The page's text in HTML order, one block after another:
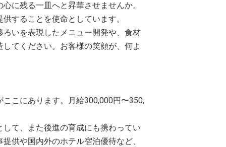
に残る一皿へと昇華させませんか。
することを使命としています。
いを表現したメニュー開発や、食材
てください。お客様の笑顔が、何よ
こにあります。月給300,000円〜350,
て、また後進の育成にも携わってい
供や国内外のホテル宿泊優待など、